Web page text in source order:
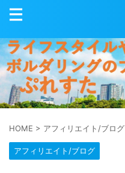
HOME > アフィリエイト/ブログ
アフィリエイト/ブログ